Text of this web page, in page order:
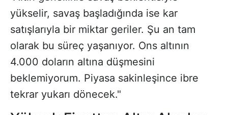
yükselir, savaş başladığında ise kar
satışlarıyla bir miktar geriler. Şu an tam
olarak bu süreç yaşanıyor. Ons altının
4.000 doların altına düşmesini
beklemiyorum. Piyasa sakinleşince ibre
tekrar yukarı dönecek."